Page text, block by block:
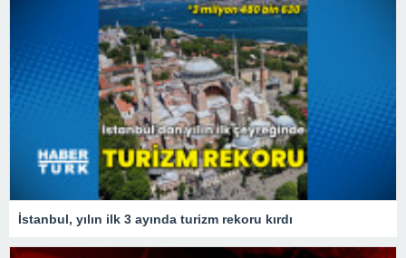
İstanbul, yılın ilk 3 ayında turizm rekoru kırdı